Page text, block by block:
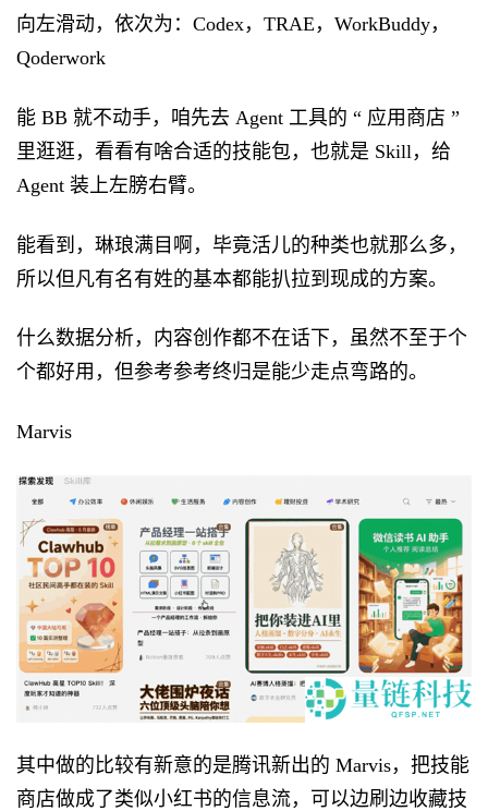
向左滑动，依次为：Codex，TRAE，WorkBuddy，
Qoderwork
能 BB 就不动手，咱先去 Agent 工具的 “ 应用商店 ”
里逛逛，看看有啥合适的技能包，也就是 Skill，给
Agent 装上左膀右臂。
能看到，琳琅满目啊，毕竟活儿的种类也就那么多，
所以但凡有名有姓的基本都能扒拉到现成的方案。
什么数据分析，内容创作都不在话下，虽然不至于个
个都好用，但参考参考终归是能少走点弯路的。
Marvis
其中做的比较有新意的是腾讯新出的 Marvis，把技能
商店做成了类似小红书的信息流，可以边刷边收藏技